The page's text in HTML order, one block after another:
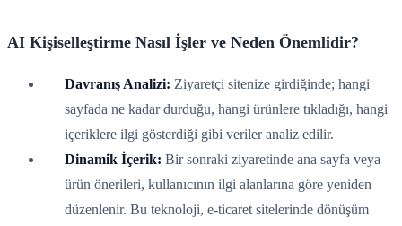
AI Kişiselleştirme Nasıl İşler ve Neden Önemlidir?
Davranış Analizi: Ziyaretçi sitenize girdiğinde; hangi
sayfada ne kadar durduğu, hangi ürünlere tıkladığı, hangi
içeriklere ilgi gösterdiği gibi veriler analiz edilir.
Dinamik İçerik: Bir sonraki ziyaretinde ana sayfa veya
ürün önerileri, kullanıcının ilgi alanlarına göre yeniden
düzenlenir. Bu teknoloji, e-ticaret sitelerinde dönüşüm